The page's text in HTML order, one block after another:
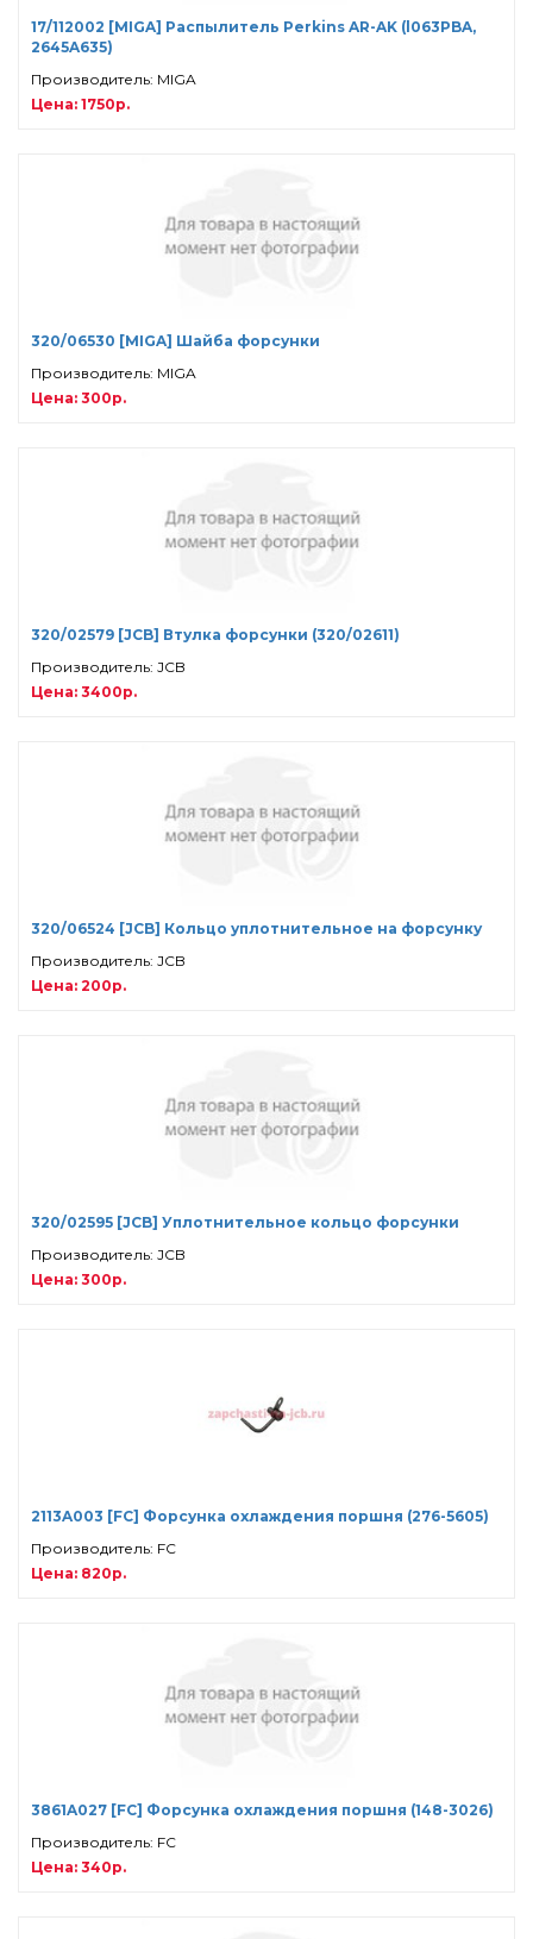
17/112002 [MIGA] Распылитель Perkins AR-AK (l063PBA,
2645A635)
Производитель: MIGA
Цена: 1750р.
320/06530 [MIGA] Шайба форсунки
Производитель: MIGA
Цена: 300р.
320/02579 [JCB] Втулка форсунки (320/02611)
Производитель: JCB
Цена: 3400р.
320/06524 [JCB] Кольцо уплотнительное на форсунку
Производитель: JCB
Цена: 200р.
320/02595 [JCB] Уплотнительное кольцо форсунки
Производитель: JCB
Цена: 300р.
2113A003 [FC] Форсунка охлаждения поршня (276-5605)
Производитель: FC
Цена: 820р.
3861A027 [FC] Форсунка охлаждения поршня (148-3026)
Производитель: FC
Цена: 340р.